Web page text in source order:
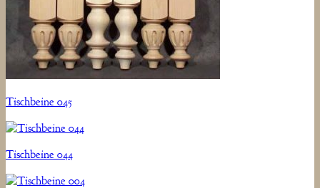
Tischbeine 045
Tischbeine 044